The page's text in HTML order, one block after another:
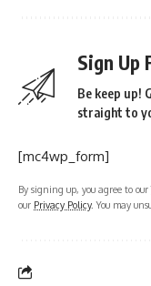
Sign Up
Be keep up!
straight to
[mc4wp_form]
By signing up, you agree to our
our Privacy Policy. You may